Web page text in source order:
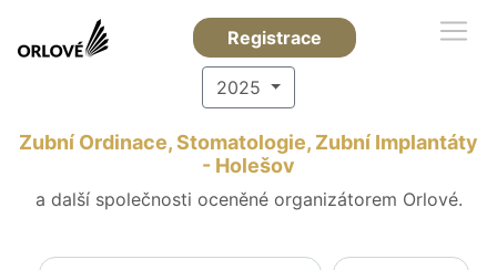
Registrace
2025
Zubní Ordinace, Stomatologie, Zubní Implantáty
- Holešov
a další společnosti oceněné organizátorem Orlové.